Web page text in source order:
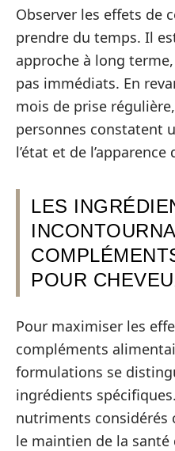
Observer les effets de
prendre du temps. Il
approche à long
pas immédiats. En
mois de prise
personnes constatent
l’état et de
LES
POUR
Pour maximiser les
compléments
formulations se
ingrédients
nutriments considérés
le maintien de la santé